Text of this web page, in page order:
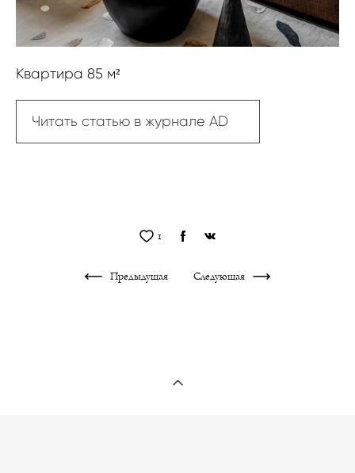
Квартира 85 м²
Читать статью в журнале AD
1
Предыдущая Следующая